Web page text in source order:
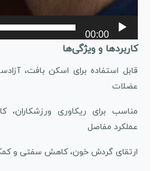
00:00
کاربردها و ویژگی‌ها
قابل استفاده برای اسکن بافت،
عضلات
مناسب برای ریکاوری ورزشکاران،
عملکرد مفاصل
ارتقای گردش خون، کاهش سفتی و